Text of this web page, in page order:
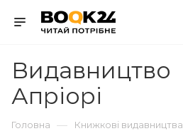
Видавництво
Апріорі
Головна — Книжкові видавництва